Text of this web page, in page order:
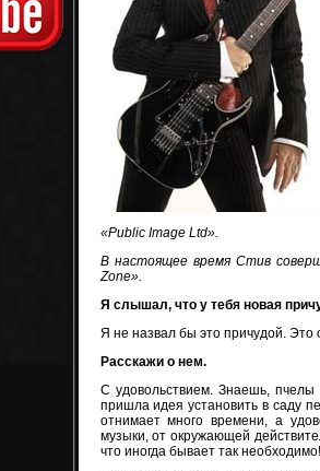
«Public Image Ltd».
В настоящее время Стив
Zone».
Я слышал, что у тебя новая
Я не назвал бы это причудой. Это
Расскажи о нем.
С удовольствием. Знаешь,
пришла идея установить в саду
отнимает много времени, а
музыки, от окружающей
что иногда бывает так